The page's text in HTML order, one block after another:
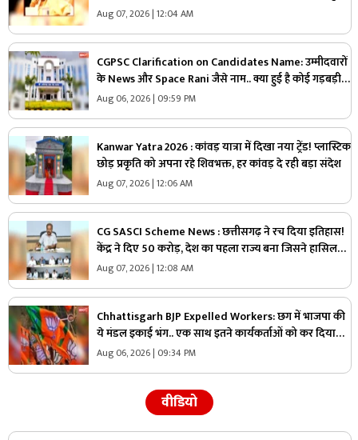
की बड़ी योजना
Aug 07, 2026 | 12:04 AM
CGPSC Clarification on Candidates Name: उम्मीदवारों
के News और Space Rani जैसे नाम.. क्या हुई है कोई गड़बड़ी
या नाम है वास्तविक?.. अब सामने आई CGPSC की सफाई, पढ़ें
Aug 06, 2026 | 09:59 PM
Kanwar Yatra 2026 : कांवड़ यात्रा में दिखा नया ट्रेंड! प्लास्टिक
छोड़ प्रकृति को अपना रहे शिवभक्त, हर कांवड़ दे रही बड़ा संदेश
Aug 07, 2026 | 12:06 AM
CG SASCI Scheme News : छत्तीसगढ़ ने रच दिया इतिहास!
केंद्र ने दिए 50 करोड़, देश का पहला राज्य बना जिसने हासिल
की ये बड़ी उपलब्धि
Aug 07, 2026 | 12:08 AM
Chhattisgarh BJP Expelled Workers: छग में भाजपा की
ये मंडल इकाई भंग.. एक साथ इतने कार्यकर्ताओं को कर दिया
निष्कासित, अब होगा नए कार्यकारिणी का गठन
Aug 06, 2026 | 09:34 PM
वीडियो